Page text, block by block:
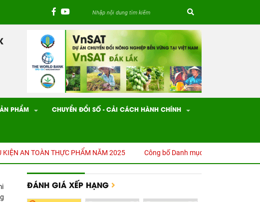
PHẨM CHUYỂN ĐỔI SỐ - CẢI CÁCH HÀNH CHÍNH
THỰC PHẨM NĂM 2025 Công bố Danh mục thủ tục hành chính (TTHC)
ĐÁNH GIÁ XẾP HẠNG